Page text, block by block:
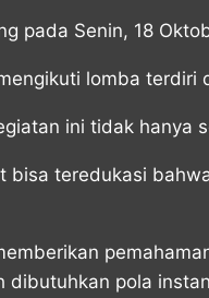
pada Senin, 18
lomba terdiri
ini tidak hanya
bisa teredukasi
dibutuhkan pola